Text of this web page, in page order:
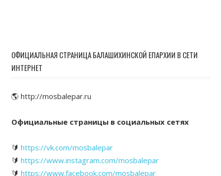
ОФИЦИАЛЬНАЯ СТРАНИЦА БАЛАШИХИНСКОЙ ЕПАРХИИ В СЕТИ
ИНТЕРНЕТ
🌎 http://mosbalepar.ru
Официальные страницы в социальных сетях
🔰 https://vk.com/mosbalepar
🔰 https://www.instagram.com/mosbalepar
🔰 https://www.facebook.com/mosbalepar